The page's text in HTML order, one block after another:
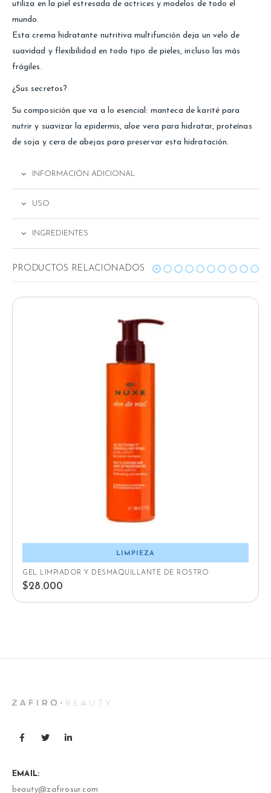
utiliza en la piel estresada de actrices y modelos de todo el
mundo.
Esta crema hidratante nutritiva multifunción deja un velo de
suavidad y flexibilidad en todo tipo de pieles, incluso las más
frágiles.
¿Sus secretos?
Su composición que va a lo esencial: manteca de karité para
nutrir y suavizar la epidermis, aloe vera para hidratar, proteínas
de soja y cera de abejas para preservar esta hidratación.
INFORMACIÓN ADICIONAL
USO
INGREDIENTES
RELATED PRODUCTS
LIMPIEZA
GEL LIMPIADOR Y DESMAQUILLANTE DE ROSTRO
$28.000
EMAIL:
beauty@zafirosur.com